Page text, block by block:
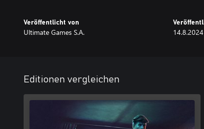
Achten Sie darauf, dass Sie sich zwischen den Überfällen
Beginnen Sie mit kleinen Familienlimousinen und arbeiten
örtliche Polizei wartet nur auf eine Gelegenheit, Sie in
erwischen. Seien Sie den Strafverfolgungsbehörden immer
Feature-Liste:
-Zwei Stadtteile mit über 20 Häusern, in die Sie einbrechen
der Bewohner, wählen Sie den richtigen Zeitpunkt für den
Veröffentlicht von
Ultimate Games S.A. 14.8.2024
Editionen vergleichen